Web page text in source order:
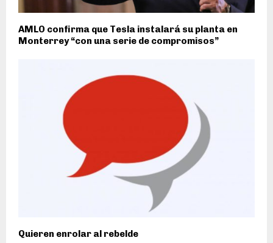
AMLO confirma que Tesla instalará su planta en
Monterrey “con una serie de compromisos”
Quieren enrolar al rebelde